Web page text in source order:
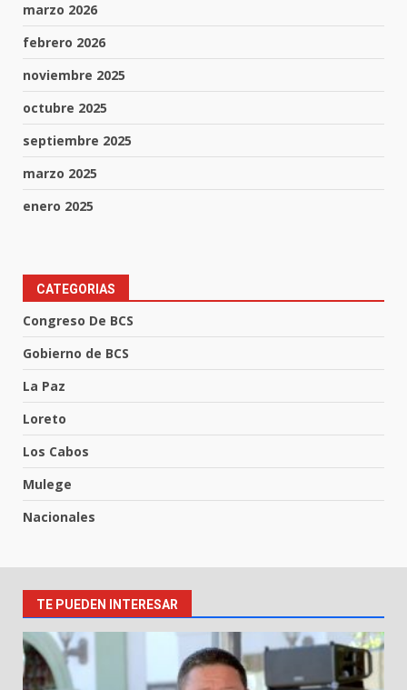
marzo 2026
febrero 2026
noviembre 2025
octubre 2025
septiembre 2025
marzo 2025
enero 2025
CATEGORIAS
Congreso De BCS
Gobierno de BCS
La Paz
Loreto
Los Cabos
Mulege
Nacionales
TE PUEDEN INTERESAR